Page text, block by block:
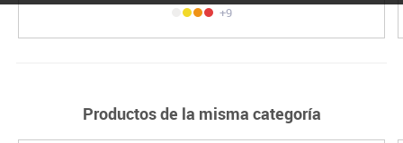
+9
Productos de la misma categoría